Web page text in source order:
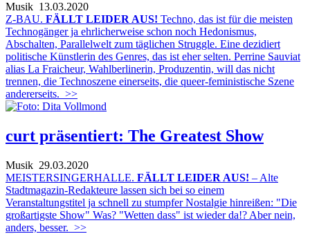
Musik 13.03.2020
Z-BAU. FÄLLT LEIDER AUS! Techno, das ist für die meisten
Technogänger ja ehrlicherweise schon noch Hedonismus,
Abschalten, Parallelwelt zum täglichen Struggle. Eine dezidiert
politische Künstlerin des Genres, das ist eher selten. Perrine Sauviat
alias La Fraicheur, Wahlberlinerin, Produzentin, will das nicht
trennen, die Technoszene einerseits, die queer-feministische Szene
andererseits. >>
curt präsentiert: The Greatest Show
Musik 29.03.2020
MEISTERSINGERHALLE. FÄLLT LEIDER AUS! – Alte
Stadtmagazin-Redakteure lassen sich bei so einem
Veranstaltungstitel ja schnell zu stumpfer Nostalgie hinreißen: "Die
großartigste Show" Was? "Wetten dass" ist wieder da!? Aber nein,
anders, besser. >>